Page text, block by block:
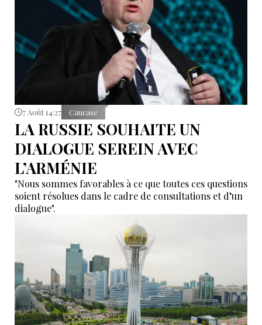
7 Août 14:27 Caucase
LA RUSSIE SOUHAITE UN
DIALOGUE SEREIN AVEC
L’ARMÉNIE
"Nous sommes favorables à ce que toutes ces questions
soient résolues dans le cadre de consultations et d’un
dialogue".